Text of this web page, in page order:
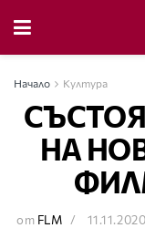
Начало Култура
НА
от FLM 11.11.2020